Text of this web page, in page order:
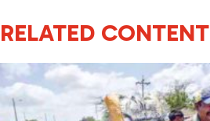
RELATED CONTENT